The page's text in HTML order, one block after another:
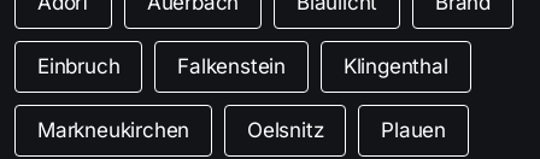
Einbruch Falkenstein Klingenthal
Markneukirchen Oelsnitz Plauen